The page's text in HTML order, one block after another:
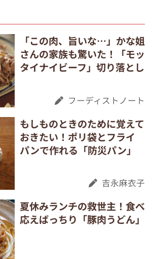
「この肉、旨いな…」かな姐
さんの家族も驚いた！「モッ
タイナイビーフ」切り落とし
フーディストノート
もしものときのために覚えて
おきたい！ポリ袋とフライ
パンで作れる「防災パン」
吉永麻衣子
夏休みランチの救世主！食べ
応えばっちり「豚肉うどん」